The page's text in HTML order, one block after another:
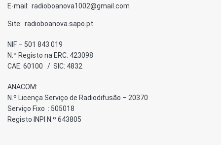
E-mail: radioboanova1002@gmail.com
Site: radioboanova.sapo.pt
NIF – 501 843 019
N.º Registo na ERC: 423098
CAE: 60100 / SIC: 4832
ANACOM:
N.º Licença Serviço de Radiodifusão – 20370
Serviço Fixo : 505018
Registo INPI N.º 643805